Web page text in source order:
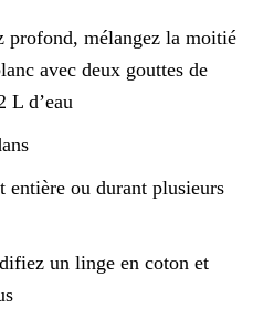
profond, mélangez la moitié
avec deux gouttes de
L d’eau
entière ou durant plusieurs
un linge en coton et